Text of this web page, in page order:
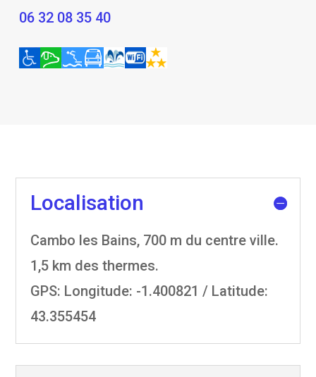
06 32 08 35 40
Localisation
Cambo les Bains, 700 m du centre ville.
1,5 km des thermes.
GPS: Longitude: -1.400821 / Latitude:
43.355454